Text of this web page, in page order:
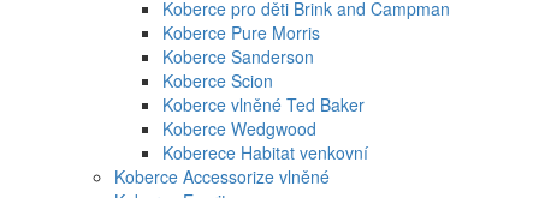
Koberce pro děti Brink and Campman
Koberce Pure Morris
Koberce Sanderson
Koberce Scion
Koberce vlněné Ted Baker
Koberce Wedgwood
Koberece Habitat venkovní
Koberce Accessorize vlněné